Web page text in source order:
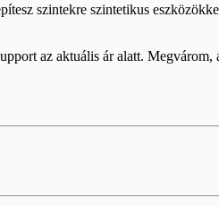
szintekre szintetikus
az aktuális ár alatt. Megvárom,